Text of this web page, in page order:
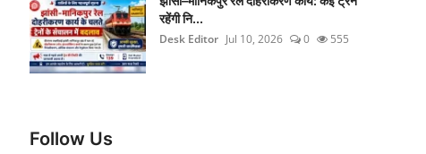
रहेंगी नि...
Desk Editor Jul 10, 2026 0 555
Follow Us